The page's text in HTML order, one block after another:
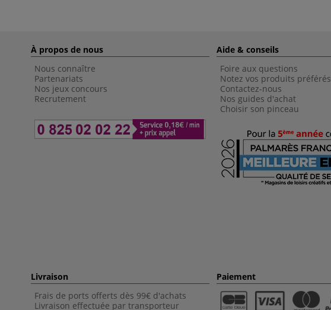
À propos de nous
Nous connaître
Partenariats
Nos jeux concours
Recrutement
Aide & conseils
Foire aux questions
Notez vos produits préférés
Contactez-nous
Nos guides d'achat
Choisir son pinceau
Livraison
Frais de ports offerts dès 99€ d'achats
Livraison effectuée par transporteur
Paiement